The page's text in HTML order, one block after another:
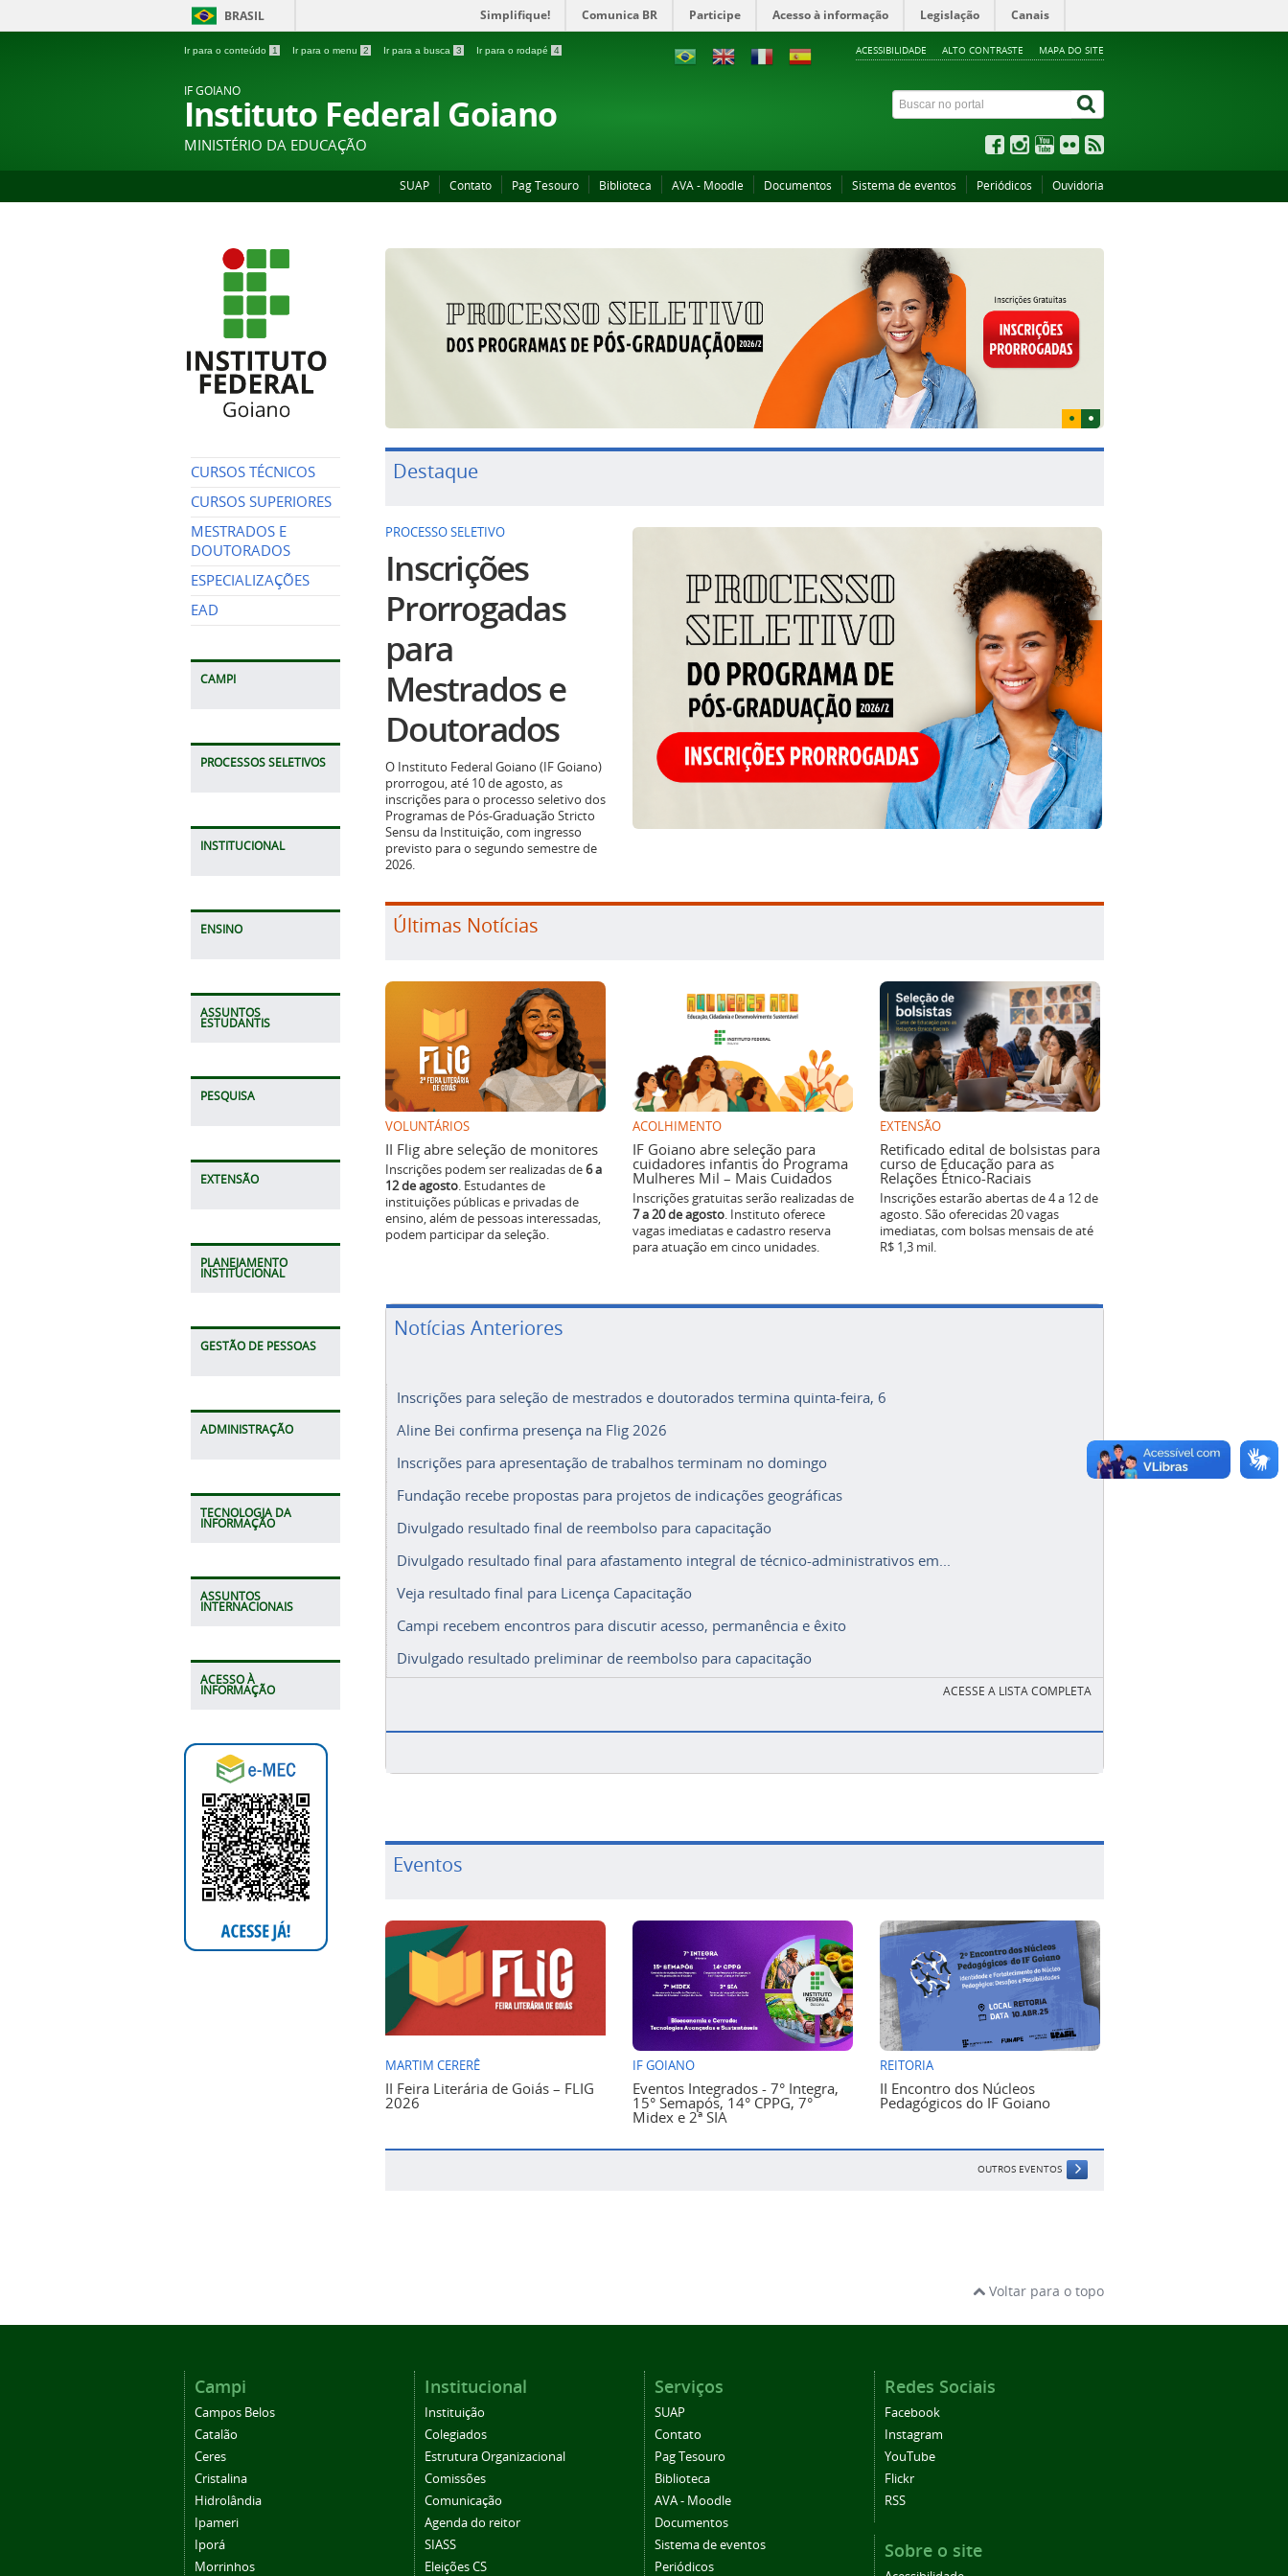
BRASIL Simplifique! Comunica BR Participe Acesso à informação Legislação Canais
Ir para o conteúdo 1 Ir para o menu 2 Ir para a busca 3 Ir para o rodapé 4 ACESSIBILIDADE ALTO CONTRASTE MAPA DO SITE
IF GOIANO
Instituto Federal Goiano
MINISTÉRIO DA EDUCAÇÃO
SUAP Contato Pag Tesouro Biblioteca AVA - Moodle Documentos Sistema de eventos Periódicos Ouvidoria
CURSOS TÉCNICOS
CURSOS SUPERIORES
MESTRADOS E
DOUTORADOS
ESPECIALIZAÇÕES
EAD
CAMPI
PROCESSOS SELETIVOS
INSTITUCIONAL
ENSINO
ASSUNTOS
ESTUDANTIS
PESQUISA
EXTENSÃO
PLANEJAMENTO
INSTITUCIONAL
GESTÃO DE PESSOAS
ADMINISTRAÇÃO
TECNOLOGIA DA
INFORMAÇÃO
ASSUNTOS
INTERNACIONAIS
ACESSO À
INFORMAÇÃO
Destaque
PROCESSO SELETIVO
Inscrições
Prorrogadas
para
Mestrados e
Doutorados
O Instituto Federal Goiano (IF Goiano)
prorrogou, até 10 de agosto, as
inscrições para o processo seletivo dos
Programas de Pós-Graduação Stricto
Sensu da Instituição, com ingresso
previsto para o segundo semestre de
2026.
Últimas Notícias
VOLUNTÁRIOS
II Flig abre seleção de monitores
Inscrições podem ser realizadas de6 a
12 de agosto. Estudantes de
instituições públicas e privadas de
ensino, além de pessoas interessadas,
podem participar da seleção.
ACOLHIMENTO
IF Goiano abre seleção para
cuidadores infantis do Programa
Mulheres Mil – Mais Cuidados
Inscrições gratuitas serão realizadas de
7 a 20 de agosto. Instituto oferece
vagas imediatas e cadastro reserva
para atuação em cinco unidades.
EXTENSÃO
Retificado edital de bolsistas para
curso de Educação para as
Relações Étnico-Raciais
Inscrições estarão abertas de 4 a 12 de
agosto. São oferecidas 20 vagas
imediatas, com bolsas mensais de até
R$ 1,3 mil.
Notícias Anteriores
Inscrições para seleção de mestrados e doutorados termina quinta-feira, 6
Aline Bei confirma presença na Flig 2026
Inscrições para apresentação de trabalhos terminam no domingo
Fundação recebe propostas para projetos de indicações geográficas
Divulgado resultado final de reembolso para capacitação
Divulgado resultado final para afastamento integral de técnico-administrativos em...
Veja resultado final para Licença Capacitação
Campi recebem encontros para discutir acesso, permanência e êxito
Divulgado resultado preliminar de reembolso para capacitação
ACESSE A LISTA COMPLETA
Eventos
MARTIM CERERÊ
II Feira Literária de Goiás – FLIG
2026
IF GOIANO
Eventos Integrados - 7° Integra,
15° Semapós, 14° CPPG, 7°
Midex e 2ª SIA
REITORIA
II Encontro dos Núcleos
Pedagógicos do IF Goiano
OUTROS EVENTOS
Voltar para o topo
Campi
Campos Belos
Catalão
Ceres
Cristalina
Hidrolândia
Ipameri
Iporá
Morrinhos
Institucional
Instituição
Colegiados
Estrutura Organizacional
Comissões
Comunicação
Agenda do reitor
SIASS
Eleições CS
Serviços
SUAP
Contato
Pag Tesouro
Biblioteca
AVA - Moodle
Documentos
Sistema de eventos
Periódicos
Redes Sociais
Facebook
Instagram
YouTube
Flickr
RSS
Sobre o site